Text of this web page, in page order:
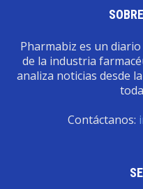
Pharmabiz es un
de la industria
analiza noticias desde
Contáctanos: